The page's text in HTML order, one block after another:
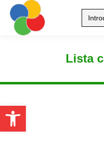
Open toolbar
Lista